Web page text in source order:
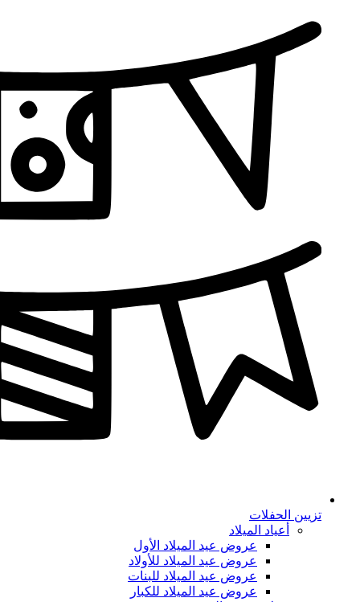
تزيين الحفلات
أعياد الميلاد
عروض عيد الميلاد الأول
عروض عيد الميلاد للأولاد
عروض عيد الميلاد للبنات
عروض عيد الميلاد للكبار